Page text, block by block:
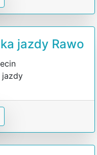
jazdy Rawo
jazdy